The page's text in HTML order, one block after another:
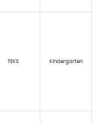
TEKS Kindergarten